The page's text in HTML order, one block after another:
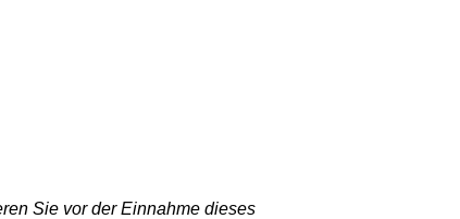
Sie vor der Einnahme dieses